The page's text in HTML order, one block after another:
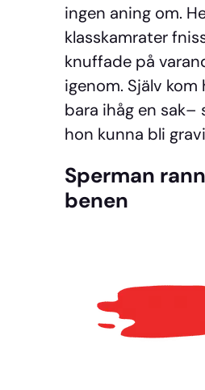
ingen aning om.
klasskamrater
knuffade på
igenom. Själv
bara ihåg en sak–
hon kunna bli
Sperman
benen